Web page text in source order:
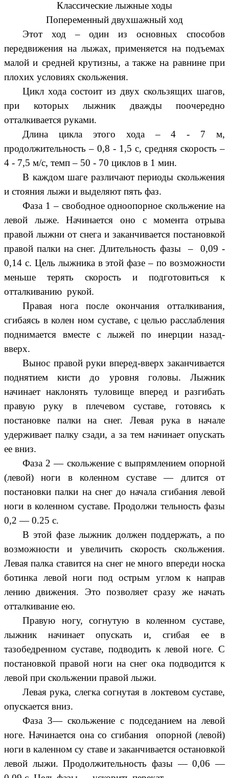
Классические лыжные ходы
Попеременный двухшажный ход
Этот ход – один из основных способов
передвижения на лыжах, применяется на подъемах
малой и средней крутизны, а также на равнине при
плохих условиях скольжения.
Цикл хода состоит из двух скользящих шагов,
при которых лыжник дважды поочередно
отталкивается руками.
Длина цикла этого хода – 4 - 7 м,
продолжительность – 0,8 - 1,5 с, средняя скорость –
4 - 7,5 м/с, темп – 50 - 70 циклов в 1 мин.
В каждом шаге различают периоды скольжения
и стояния лыжи и выделяют пять фаз.
Фаза 1 – свободное одноопорное скольжение на
левой лыже. Начинается оно с момента отрыва
правой лыжни от снега и заканчивается постановкой
правой палки на снег. Длительность фазы – 0,09 -
0,14 с. Цель лыжника в этой фазе – по возможности
меньше терять скорость и подготовиться к
отталкиванию рукой.
Правая нога после окончания отталкивания,
сгибаясь в колен ном суставе, с целью расслабления
поднимается вместе с лыжей по инерции назад-
вверх.
Вынос правой руки вперед-вверх заканчивается
поднятием кисти до уровня головы. Лыжник
начинает наклонять туловище вперед и разгибать
правую руку в плечевом суставе, готовясь к
постановке палки на снег. Левая рука в начале
удерживает палку сзади, а за тем начинает опускать
ее вниз.
Фаза 2 — скольжение с выпрямлением опорной
(левой) ноги в коленном суставе — длится от
постановки палки на снег до начала сгибания левой
ноги в коленном суставе. Продолжи тельность фазы
0,2 — 0.25 с.
В этой фазе лыжник должен поддержать, а по
возможности и увеличить скорость скольжения.
Левая палка ставится на снег не много впереди носка
ботинка левой ноги под острым углом к направ
лению движения. Это позволяет сразу же начать
отталкивание ею.
Правую ногу, согнутую в коленном суставе,
лыжник начинает опускать и, сгибая ее в
тазобедренном суставе, подводить к левой ноге. С
постановкой правой ноги на снег ока подводится к
левой при скольжении правой лыжи.
Левая рука, слегка согнутая в локтевом суставе,
опускается вниз.
Фаза 3— скольжение с подседанием на левой
ноге. Начинается она со сгибания опорной (левой)
ноги в каленном су ставе и заканчивается остановкой
левой лыжи. Продолжительность фазы — 0,06 —